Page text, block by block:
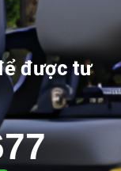
được tư